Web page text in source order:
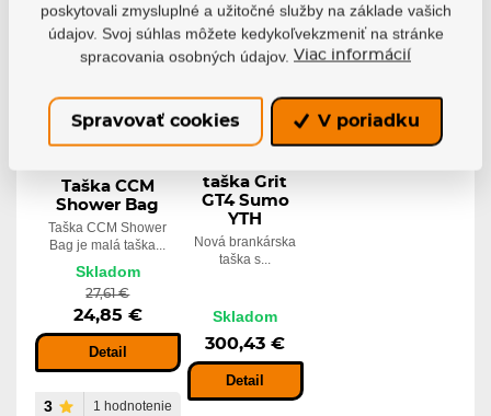
Taška CCM
Shower Bag
Taška CCM Shower
Bag je malá taška...
Skladom
27,61 €
24,85 €
Detail
3 1 hodnotenie
taška Grit
GT4 Sumo
YTH
Nová brankárska
taška s...
Skladom
300,43 €
Detail
poskytovali zmysluplné a užitočné služby na základe vašich
údajov. Svoj súhlas môžete kedykoľvekzmeniť na stránke
spracovania osobných údajov. Viac informácií
Spravovať cookies V poriadku